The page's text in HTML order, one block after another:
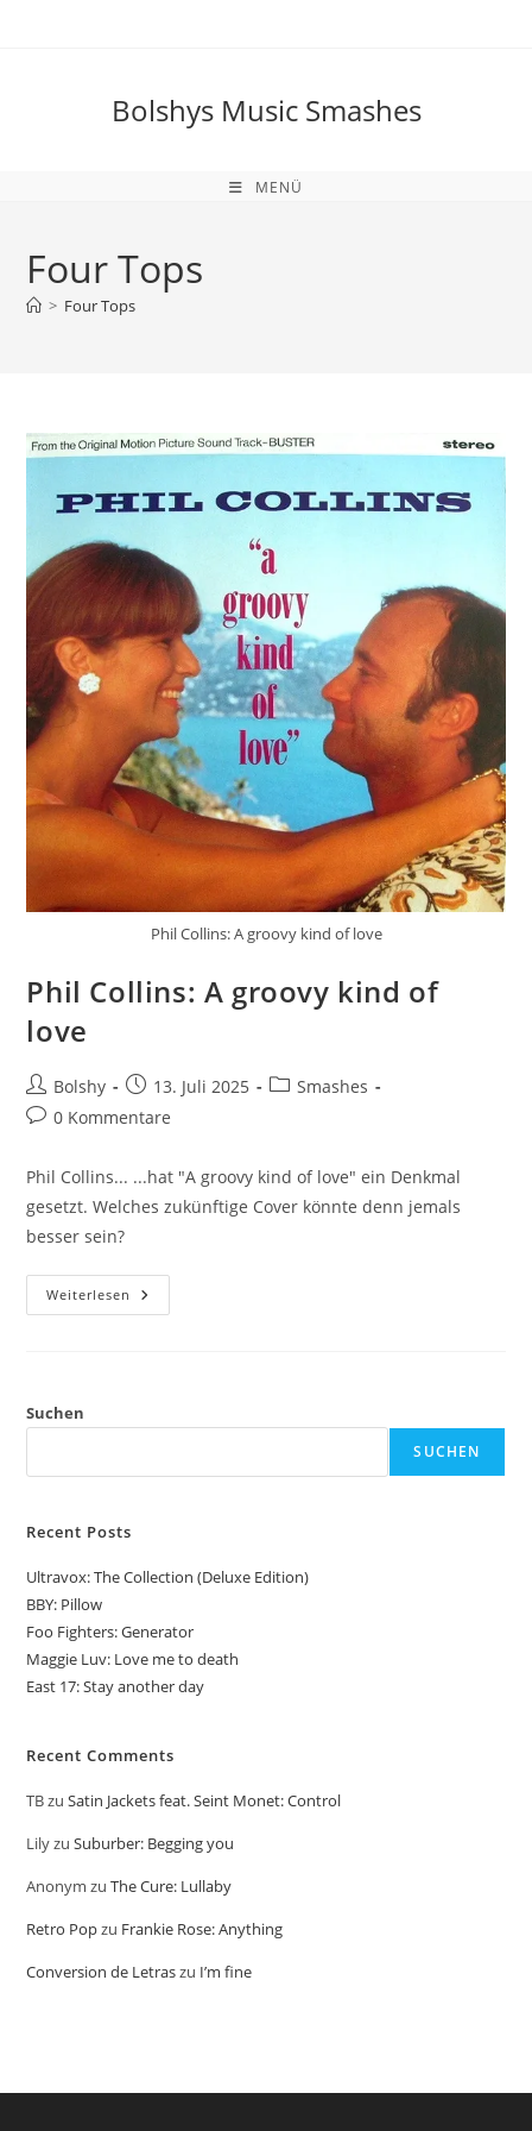
Bolshys Music Smashes
MENÜ
Four Tops
> Four Tops
Phil Collins: A groovy kind of love
Phil Collins: A groovy kind of
love
Beitrags-
Autor:
Bolshy
Beitrag
veröffentlicht:
13. Juli 2025
Beitrags-
Smashes
Beitrags-
0 Kommentare
Phil Collins... ...hat "A groovy kind of love" ein Denkmal
gesetzt. Welches zukünftige Cover könnte denn jemals
besser sein?
Weiterlesen Phil
Collins:
Suchen
SUCHEN
Recent Posts
Ultravox: The Collection (Deluxe Edition)
BBY: Pillow
Foo Fighters: Generator
Maggie Luv: Love me to death
East 17: Stay another day
Recent Comments
TBzuSatin Jackets feat. Seint Monet: Control
LilyzuSuburber: Begging you
Anonym zuThe Cure: Lullaby
Retro Popzu Frankie Rose: Anything
Conversion de Letraszu I’m fine